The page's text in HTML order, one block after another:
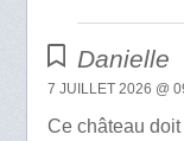
Danielle
7 JUILLET 2026 @
Ce château